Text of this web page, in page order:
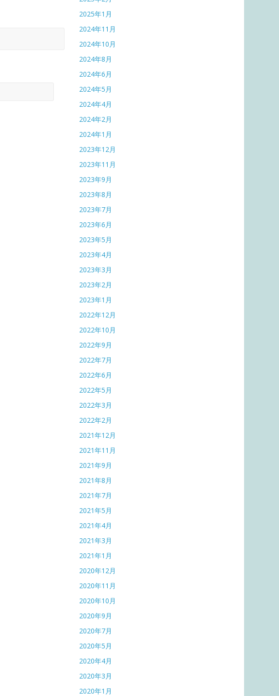
2025年1月
2024年11月
2024年10月
2024年8月
2024年6月
2024年5月
2024年4月
2024年2月
2024年1月
2023年12月
2023年11月
2023年9月
2023年8月
2023年7月
2023年6月
2023年5月
2023年4月
2023年3月
2023年2月
2023年1月
2022年12月
2022年10月
2022年9月
2022年7月
2022年6月
2022年5月
2022年3月
2022年2月
2021年12月
2021年11月
2021年9月
2021年8月
2021年7月
2021年5月
2021年4月
2021年3月
2021年1月
2020年12月
2020年11月
2020年10月
2020年9月
2020年7月
2020年5月
2020年4月
2020年3月
2020年1月